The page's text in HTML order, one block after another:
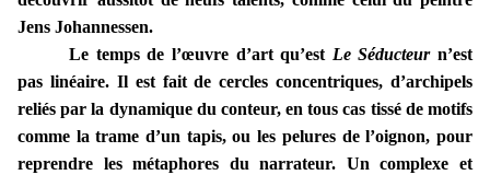
Jens Johannessen.
Le temps de l’œuvre d’art qu’est Le Séducteurn’est
pas linéaire. Il est fait de cercles concentriques, d’archipels
reliés par la dynamique du conteur, en tous cas tissé de motifs
comme la trame d’un tapis, ou les pelures de l’oignon, pour
reprendre les métaphores du narrateur. Un complexe et